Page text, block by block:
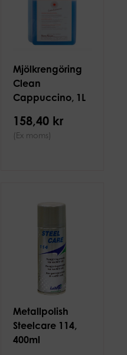
Mjölkrengöring
Clean
Cappuccino, 1L
158,40 kr
(Ex moms)
Metallpolish
Steelcare 114,
400ml